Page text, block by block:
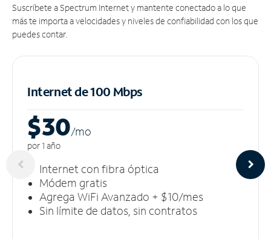
Suscríbete a Spectrum Internet y mantente conectado a lo que
más te importa a velocidades y niveles de confiabilidad con los que
puedes contar.
Internet de 100 Mbps
$30/mo
por 1 año
Internet con fibra óptica
Módem gratis
Agrega WiFi Avanzado + $10/mes
Sin límite de datos, sin contratos